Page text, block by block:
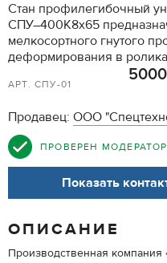
Стан профилегибочный
СПУ–400К8х65
мелкосортного гнутого
деформирования в
АРТ. СПУ-01
Продавец: ООО
ПРОВЕРЕН
Показать
ОПИСАНИЕ
Производственная компания